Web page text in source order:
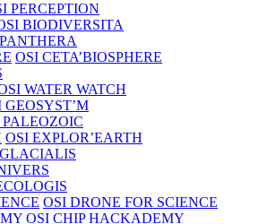
PERCEPTION
BIODIVERSITA
OSI CETA’BIOSPHERE
WATER WATCH
GEOSYST’M
PALEOZOIC
OSI EXPLOR’EARTH
OSI DRONE FOR SCIENCE
OSI CHIP HACKADEMY